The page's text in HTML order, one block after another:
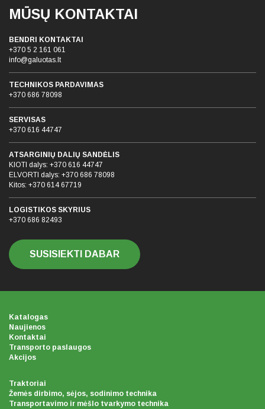
MŪSŲ KONTAKTAI
BENDRI KONTAKTAI
+370 5 2 161 061
info@galuotas.lt
TECHNIKOS PARDAVIMAS
+370 686 78098
SERVISAS
+370 616 44747
ATSARGINIŲ DALIŲ SANDĖLIS
KIOTI dalys: +370 616 44747
ELVORTI dalys: +370 686 78098
Kitos: +370 614 67719
LOGISTIKOS SKYRIUS
+370 686 82493
SUSISIEKTI DABAR
Katalogas
Naujienos
Kontaktai
Transporto paslaugos
Akcijos
Traktoriai
Žemės dirbimo, sėjos, sodinimo technika
Transportavimo ir mėšlo tvarkymo technika